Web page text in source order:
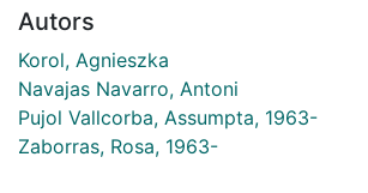
Autors
Korol, Agnieszka
Navajas Navarro, Antoni
Pujol Vallcorba, Assumpta, 1963-
Zaborras, Rosa, 1963-